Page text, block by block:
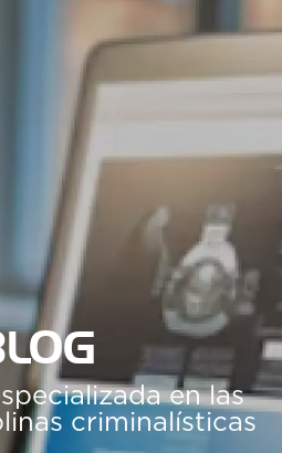
en las
criminalísticas